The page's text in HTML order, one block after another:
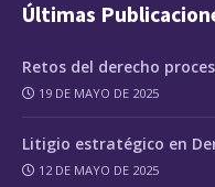
Últimas
Retos del derecho
19 DE MAYO DE 2025
Litigio estratégico en
12 DE MAYO DE 2025